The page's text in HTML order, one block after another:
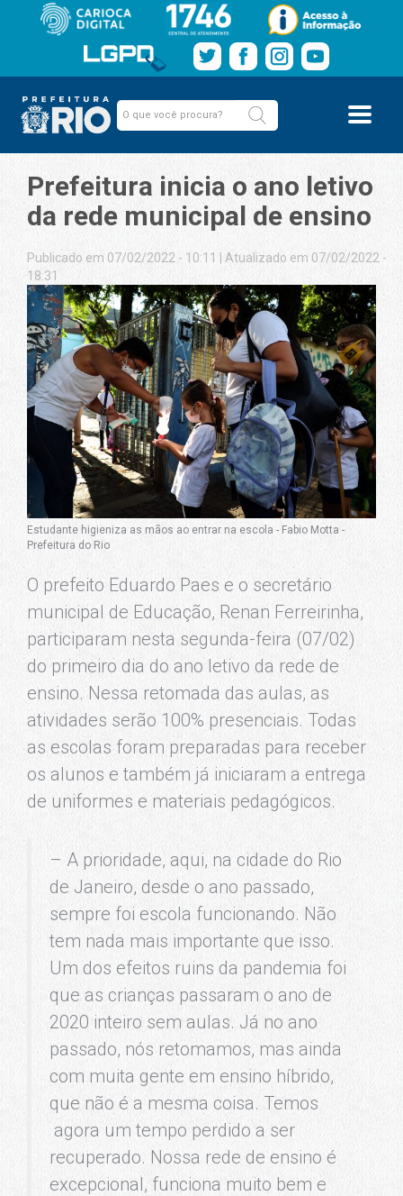
Prefeitura inicia o ano letivo
da rede municipal de ensino
Publicado em 07/02/2022 - 10:11
Atualizado em 07/02/2022 -
18:31
Estudante higieniza as mãos ao entrar na escola - Fabio Motta -
Prefeitura do Rio
O prefeito Eduardo Paes e o secretário
municipal de Educação, Renan Ferreirinha,
participaram nesta segunda-feira (07/02)
do primeiro dia do ano letivo da rede de
ensino. Nessa retomada das aulas, as
atividades serão 100% presenciais. Todas
as escolas foram preparadas para receber
os alunos e também já iniciaram a entrega
de uniformes e materiais pedagógicos.
– A prioridade, aqui, na cidade do Rio
de Janeiro, desde o ano passado,
sempre foi escola funcionando. Não
tem nada mais importante que isso.
Um dos efeitos ruins da pandemia foi
que as crianças passaram o ano de
2020 inteiro sem aulas. Já no ano
passado, nós retomamos, mas ainda
com muita gente em ensino híbrido,
que não é a mesma coisa. Temos
agora um tempo perdido a ser
recuperado. Nossa rede de ensino é
excepcional, funciona muito bem e